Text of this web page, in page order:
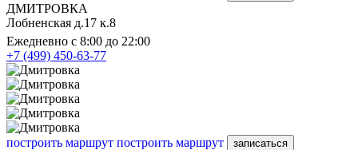
ДМИТРОВКА
Лобненская д.17 к.8
Ежедневно с 8:00 до 22:00
+7 (499) 450-63-77
построить маршрут построить маршрут записаться